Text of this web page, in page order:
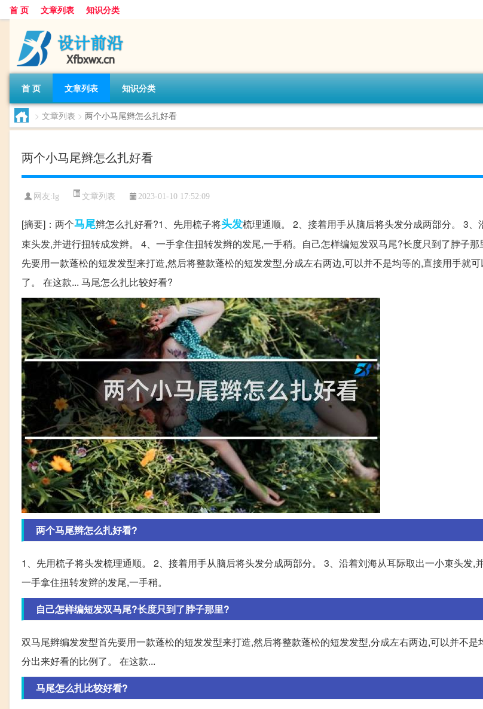
首 页 文章列表 知识分类
首 页 文章列表 知识分类
> 文章列表 > 两个小马尾辫怎么扎好看
两个小马尾辫怎么扎好看
网友: lg 文章列表 2023-01-10 17:52:09
[摘要]：两个马尾辫怎么扎好看?1、先用梳子将头发梳理通顺。 2、接着用手从脑后将头发分成两部分。 3
束头发,并进行扭转成发辫。 4、一手拿住扭转发辫的发尾,一手稍。自己怎样编短发双马尾?长度只到了脖子
先要用一款蓬松的短发发型来打造,然后将整款蓬松的短发发型,分成左右两边,可以并不是均等的,直接用手就
了。 在这款... 马尾怎么扎比较好看?
两个马尾辫怎么扎好看?
1、先用梳子将头发梳理通顺。 2、接着用手从脑后将头发分成两部分。 3、沿着刘海从耳际取出一小束头发,
一手拿住扭转发辫的发尾,一手稍。
自己怎样编短发双马尾?长度只到了脖子那里?
双马尾辫编发发型首先要用一款蓬松的短发发型来打造,然后将整款蓬松的短发发型,分成左右两边,可以并不是
分出来好看的比例了。 在这款...
马尾怎么扎比较好看?